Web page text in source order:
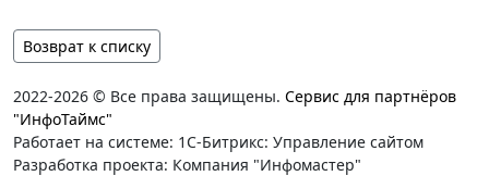
Возврат к списку
2022-2026 © Все права защищены. Сервис для партнёров
"ИнфоТаймс"
Работает на системе: 1С-Битрикс: Управление сайтом
Разработка проекта: Компания "Инфомастер"